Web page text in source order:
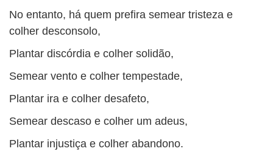
No entanto, há quem prefira semear tristeza e
colher desconsolo,
Plantar discórdia e colher solidão,
Semear vento e colher tempestade,
Plantar ira e colher desafeto,
Semear descaso e colher um adeus,
Plantar injustiça e colher abandono.